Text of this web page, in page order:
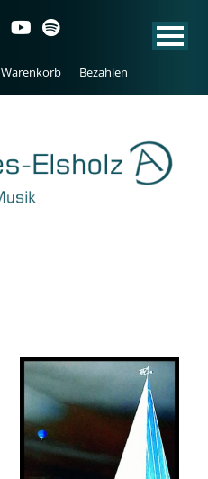
Warenkorb Bezahlen